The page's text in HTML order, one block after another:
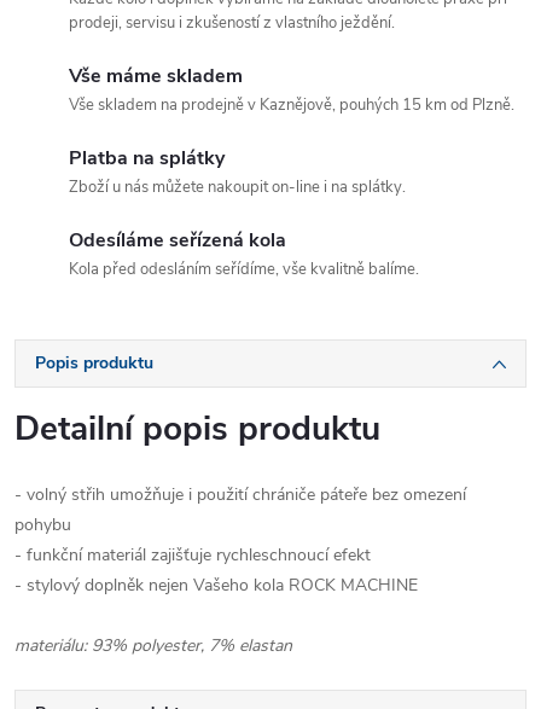
prodeji, servisu i zkušeností z vlastního ježdění.
Vše máme skladem
Vše skladem na prodejně v Kaznějově, pouhých 15 km od Plzně.
Platba na splátky
Zboží u nás můžete nakoupit on-line i na splátky.
Odesíláme seřízená kola
Kola před odesláním seřídíme, vše kvalitně balíme.
Popis produktu
Detailní popis produktu
- volný střih umožňuje i použití chrániče páteře bez omezení
pohybu
- funkční materiál zajišťuje rychleschnoucí efekt
- stylový doplněk nejen Vašeho kola ROCK MACHINE
materiálu: 93% polyester, 7% elastan